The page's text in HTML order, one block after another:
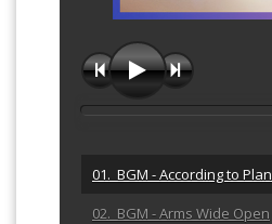
01. BGM - According to Plan
02. BGM - Arms Wide Open